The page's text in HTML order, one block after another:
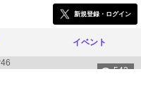
新規登録・ログイン
イベント
542